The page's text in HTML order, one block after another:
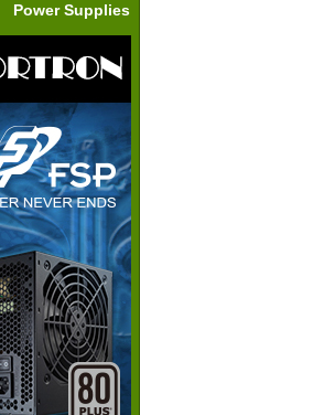
Power Supplies